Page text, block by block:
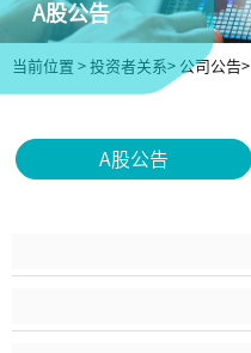
A股公告
当前位置 > 投资者关系> 公司公告>
A股公告